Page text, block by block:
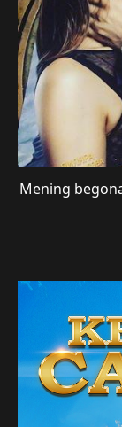
Mening